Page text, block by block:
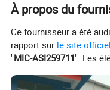
À propos du
Ce fournisseur a été
rapport sur le site
"MIC-ASI259711". Les